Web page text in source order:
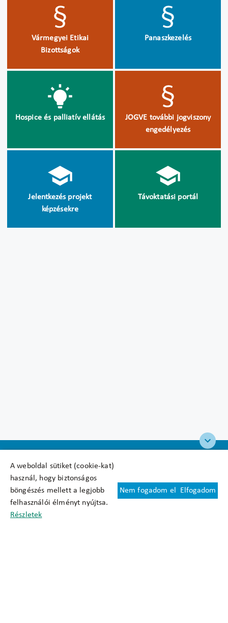
A weboldal sütiket (cookie-kat)
használ, hogy biztonságos
böngészés mellett a legjobb
felhasználói élményt nyújtsa.
Részletek
Nem fogadom el Elfogadom
Vármegyei Etikai
Bizottságok
Panaszkezelés
Hospice és palliatív ellátás
JOGVE további jogviszony
engedélyezés
Jelentkezés projekt
képzésekre
Távoktatási portál
Felhasználási feltételek